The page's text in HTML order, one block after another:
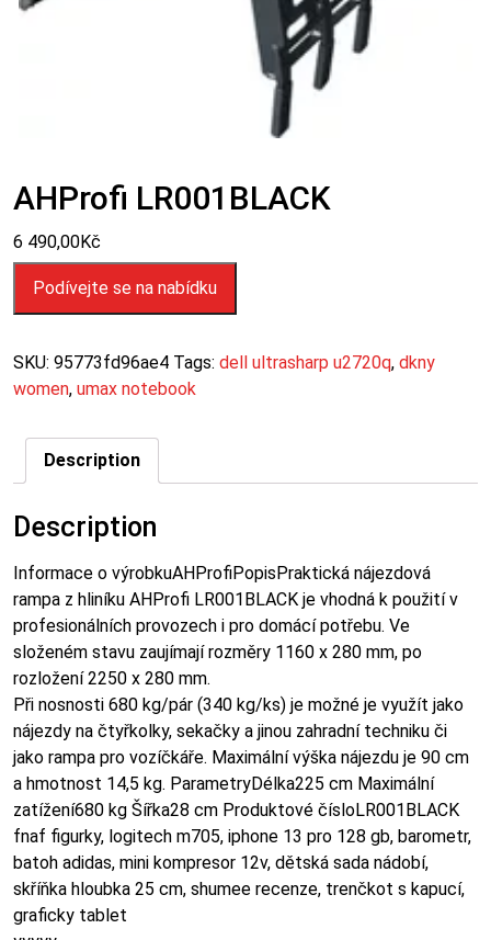
AHProfi LR001BLACK
6 490,00Kč
Podívejte se na nabídku
SKU: 95773fd96ae4 Tags: dell ultrasharp u2720q, dkny
women, umax notebook
Description
Description
Informace o výrobkuAHProfiPopisPraktická nájezdová
rampa z hliníku AHProfi LR001BLACK je vhodná k použití v
profesionálních provozech i pro domácí potřebu. Ve
složeném stavu zaujímají rozměry 1160 x 280 mm, po
rozložení 2250 x 280 mm.
Při nosnosti 680 kg/pár (340 kg/ks) je možné je využít jako
nájezdy na čtyřkolky, sekačky a jinou zahradní techniku či
jako rampa pro vozíčkáře. Maximální výška nájezdu je 90 cm
a hmotnost 14,5 kg. ParametryDélka225 cm Maximální
zatížení680 kg Šířka28 cm Produktové čísloLR001BLACK
fnaf figurky, logitech m705, iphone 13 pro 128 gb, barometr,
batoh adidas, mini kompresor 12v, dětská sada nádobí,
skříňka hloubka 25 cm, shumee recenze, trenčkot s kapucí,
graficky tablet